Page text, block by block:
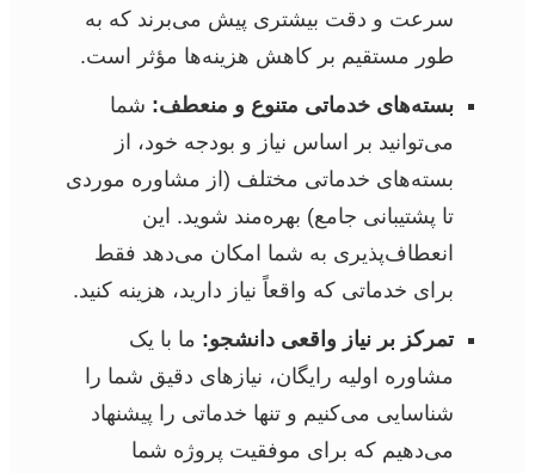
سرعت و دقت بیشتری پیش می‌برند که به
طور مستقیم بر کاهش هزینه‌ها مؤثر است.
بسته‌های خدماتی متنوع و منعطف: شما
می‌توانید بر اساس نیاز و بودجه خود، از
بسته‌های خدماتی مختلف (از مشاوره موردی
تا پشتیبانی جامع) بهره‌مند شوید. این
انعطاف‌پذیری به شما امکان می‌دهد فقط
برای خدماتی که واقعاً نیاز دارید، هزینه کنید.
تمرکز بر نیاز واقعی دانشجو: ما با یک
مشاوره اولیه رایگان، نیازهای دقیق شما را
شناسایی می‌کنیم و تنها خدماتی را پیشنهاد
می‌دهیم که برای موفقیت پروژه شما